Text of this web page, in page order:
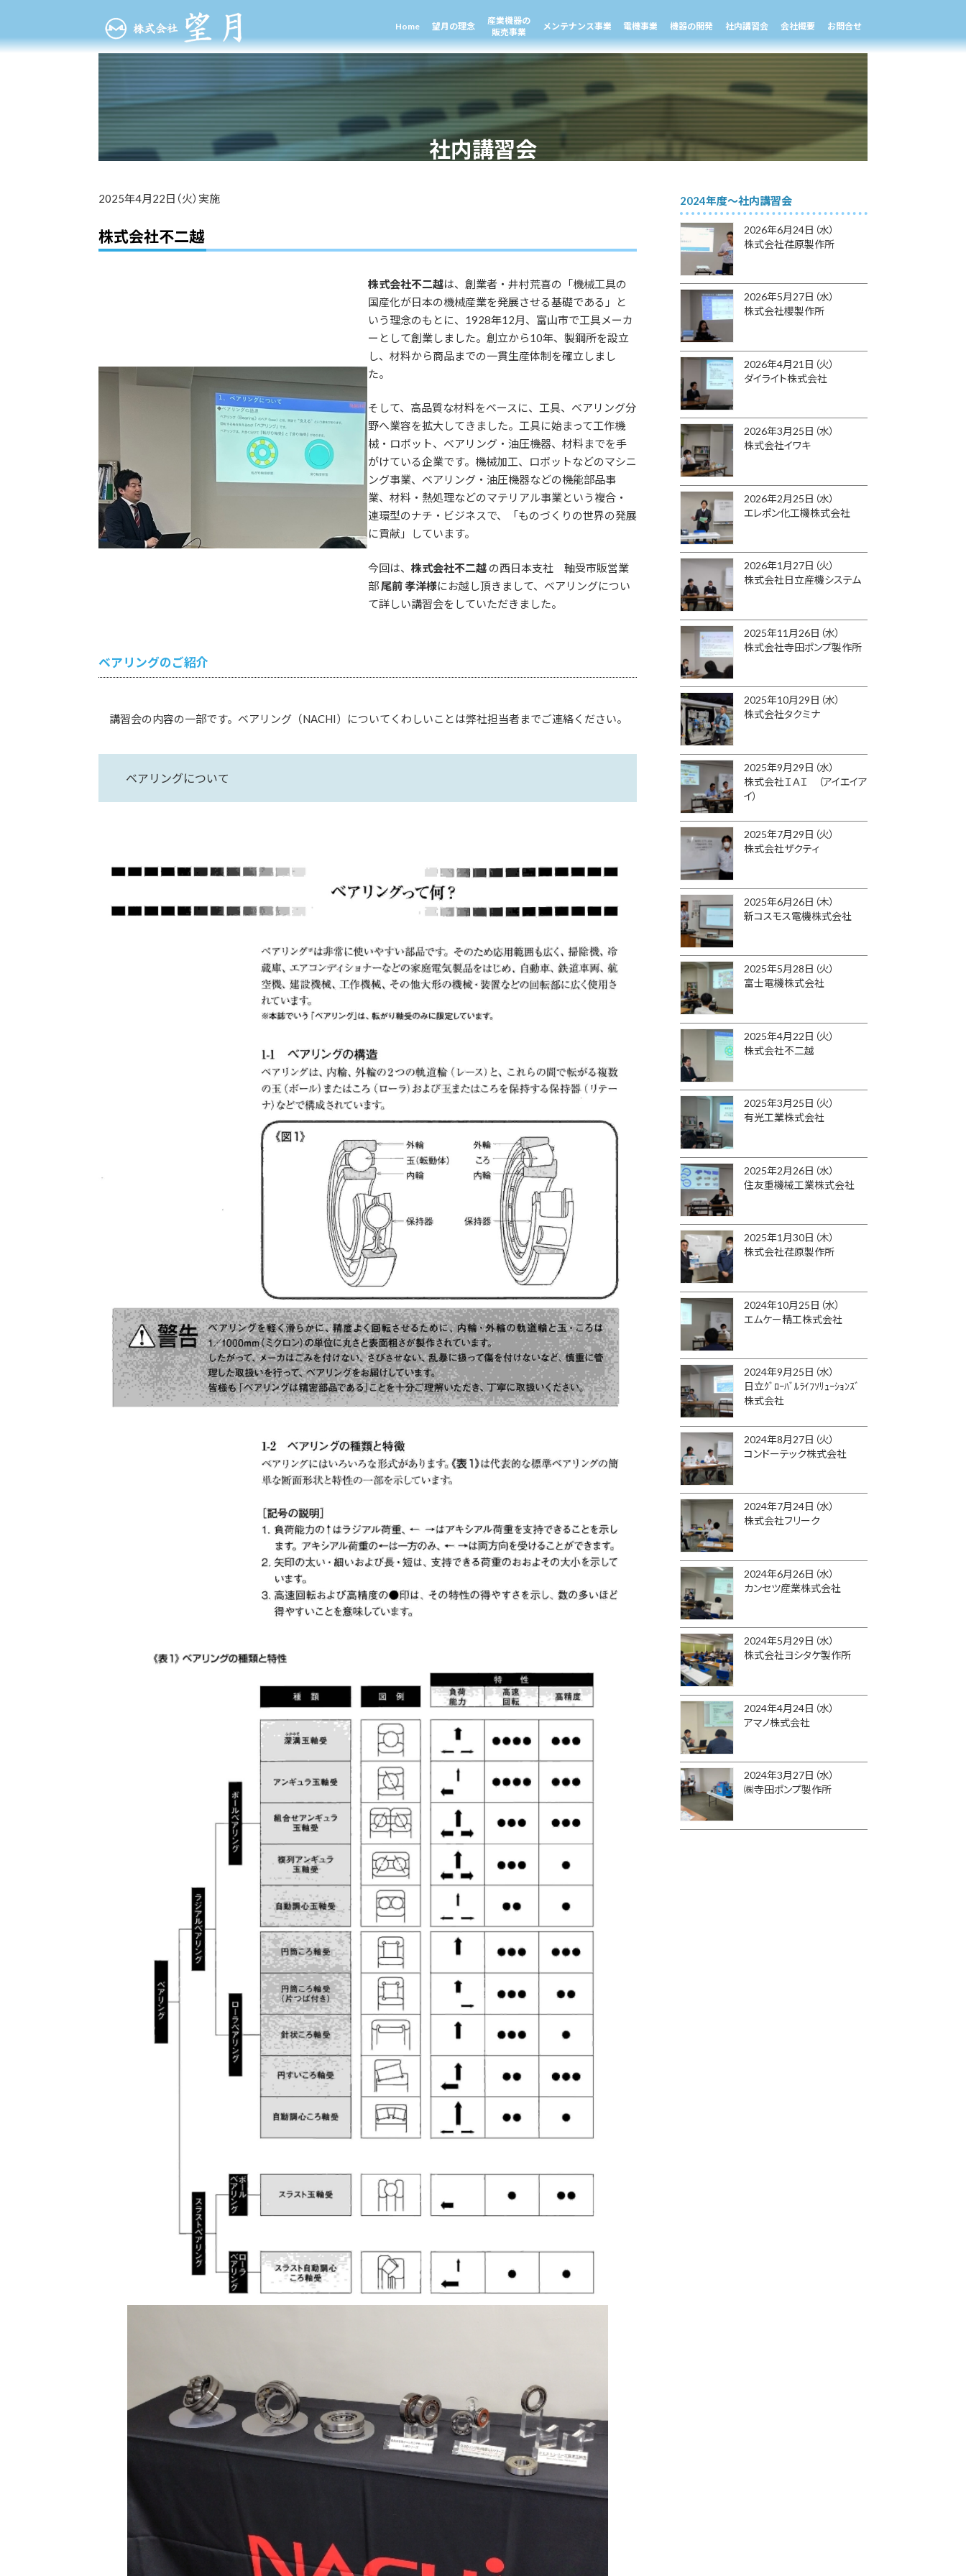
テ
ン
ゲ
ー
Home 望月の理念
産業機器の
販売事業
メンテナンス事業 電機事業 機器の開発 社内講習会 会社概要 お問合せ
社内講習会
2025年4月22日（火）実施
株式会社不二越
株式会社不二越は、創業者・井村荒喜の「機械工具の
国産化が日本の機械産業を発展させる基礎である」と
いう理念のもとに、1928年12月、富山市で工具メーカ
ーとして創業しました。創立から10年、製鋼所を設立
し、材料から商品までの一貫生産体制を確立しまし
た。
そして、高品質な材料をベースに、工具、ベアリング分
野へ業容を拡大してきました。工具に始まって工作機
械・ロボット、ベアリング・油圧機器、材料までを手
がけている企業です。機械加工、ロボットなどのマシニ
ング事業、ベアリング・油圧機器などの機能部品事
業、材料・熱処理などのマテリアル事業という複合・
連環型のナチ・ビジネスで、「ものづくりの世界の発展
に貢献」しています。
今回は、 株式会社不二越の西日本支社 軸受市販営業
部 尾前 孝洋様にお越し頂きまして、ベアリングについ
て詳しい講習会をしていただきました。
ベアリングのご紹介
講習会の内容の一部です。ベアリング（NACHI）についてくわしいことは弊社担当者までご連絡ください。
ベアリングについて
2024年度～社内講習会
2026年6月24日（水）
株式会社荏原製作所
2026年5月27日（水）
株式会社櫻製作所
2026年4月21日（火）
ダイライト株式会社
2026年3月25日（水）
株式会社イワキ
2026年2月25日（水）
エレポン化工機株式会社
2026年1月27日（火）
株式会社日立産機システム
2025年11月26日（水）
株式会社寺田ポンプ製作所
2025年10月29日（水）
株式会社タクミナ
2025年9月29日（水）
株式会社ＩＡＩ （アイエイア
イ）
2025年7月29日（火）
株式会社ザクティ
2025年6月26日（木）
新コスモス電機株式会社
2025年5月28日（火）
富士電機株式会社
2025年4月22日（火）
株式会社不二越
2025年3月25日（火）
有光工業株式会社
2025年2月26日（水）
住友重機械工業株式会社
2025年1月30日（木）
株式会社荏原製作所
2024年10月25日（水）
エムケー精工株式会社
2024年9月25日（水）
日立ｸﾞﾛｰﾊﾞﾙﾗｲﾌｿﾘｭｰｼｮﾝｽﾞ
株式会社
2024年8月27日（火）
コンドーテック株式会社
2024年7月24日（水）
株式会社フリーク
2024年6月26日（水）
カンセツ産業株式会社
2024年5月29日（水）
株式会社ヨシタケ製作所
2024年4月24日（水）
アマノ株式会社
2024年3月27日（水）
㈱寺田ポンプ製作所